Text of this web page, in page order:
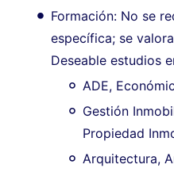
Formación: No se
específica; se
Deseable estudios
ADE,
Gestión
Propiedad
Arquitectura,